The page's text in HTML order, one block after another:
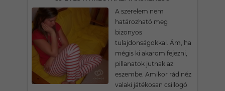
A szerelem nem
határozható meg
bizonyos
tulajdonságokkal. Ám, ha
mégis ki akarom fejezni,
pillanatok jutnak az
eszembe. Amikor rád néz
valaki játékosan csillogó